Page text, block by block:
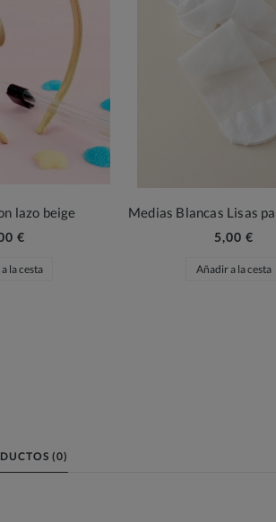
lazo beige
€
la cesta
5,00 €
Añadir a la cesta
(0)